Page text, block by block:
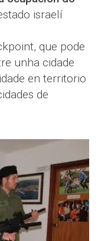
israelí
que pode
unha cidade
en territorio
de